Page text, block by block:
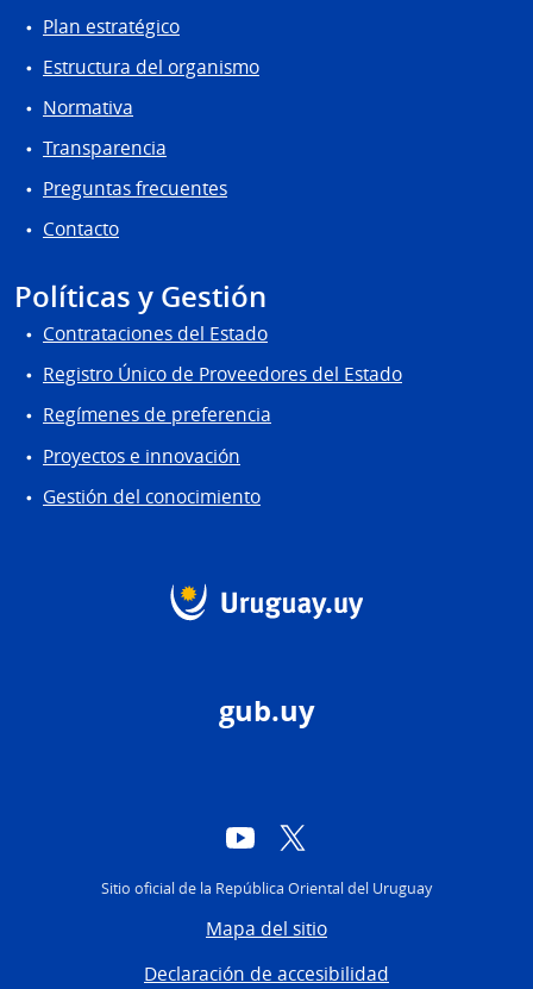
Plan estratégico
Estructura del organismo
Normativa
Transparencia
Preguntas frecuentes
Contacto
Políticas y Gestión
Contrataciones del Estado
Registro Único de Proveedores del Estado
Regímenes de preferencia
Proyectos e innovación
Gestión del conocimiento
gub.uy
YouTube
Sitio oficial de la República Oriental del Uruguay
Mapa del sitio
Declaración de accesibilidad